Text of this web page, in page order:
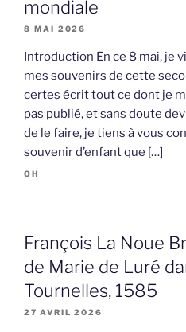
mondiale
8 MAI 2026
Introduction En ce 8 mai, je
mes souvenirs de cette
certes écrit tout ce dont je
pas publié, et sans doute
de le faire, je tiens à vous
souvenir d’enfant que […]
OH
François La Noue
de Marie de Luré
Tournelles, 1585
27 AVRIL 2026